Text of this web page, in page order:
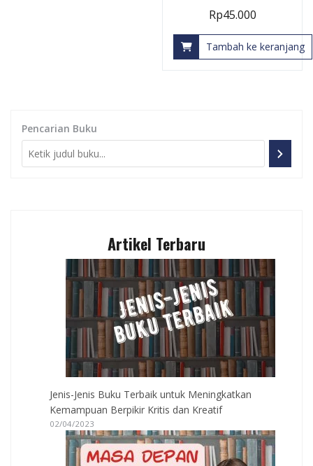
Rp45.000
Tambah ke keranjang
Pencarian Buku
Artikel Terbaru
Jenis-Jenis Buku Terbaik untuk Meningkatkan
Kemampuan Berpikir Kritis dan Kreatif
02/04/2023